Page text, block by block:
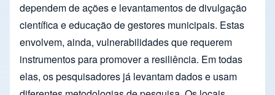
dependem de ações e levantamentos de divulgação
cientíﬁca e educação de gestores municipais. Estas
envolvem, ainda, vulnerabilidades que requerem
instrumentos para promover a resiliência. Em todas
elas, os pesquisadores já levantam dados e usam